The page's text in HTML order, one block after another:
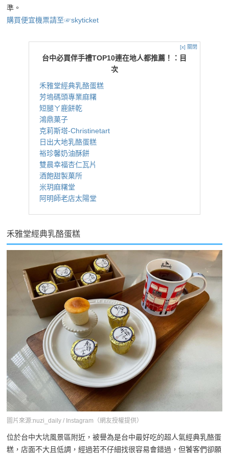
準。
購買便宜機票請至☞skyticket
[x] 關閉
台中必買伴手禮TOP10連在地人都推薦！：目
次
禾雅堂經典乳酪蛋糕
芳塢碼頭專業麻糬
短腿ㄚ鹿餅乾
鴻鼎菓子
克莉斯塔-Christinetart
日出大地乳酪蛋糕
裕珍馨奶油酥餅
雙晨幸福杏仁瓦片
酒飽甜製菓所
米玥麻糬堂
阿明師老店太陽堂
禾雅堂經典乳酪蛋糕
圖片來源:nuzi_daily / Instagram（網友授權提供）
位於台中大坑風景區附近，被譽為是台中最好吃的超人氣經典乳酪蛋
糕，店面不大且低調，經過若不仔細找很容易會錯過，但饕客們卻願